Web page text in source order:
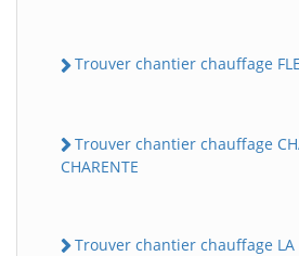
Trouver chantier chauffage
Trouver chantier chauffage
CHARENTE
Trouver chantier chauffage LA